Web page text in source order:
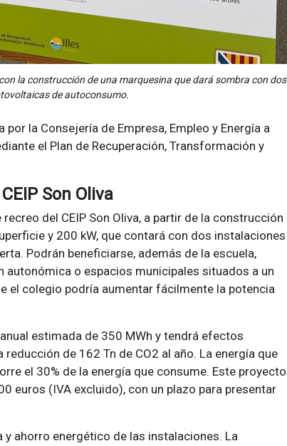
la construcción de una marquesina que dará sombra con dos
de autoconsumo.
la Consejería de Empresa, Empleo y Energía a
el Plan de Recuperación, Transformación y
Son Oliva
del CEIP Son Oliva, a partir de la construcción
y 200 kW, que contará con dos instalaciones
Podrán beneficiarse, además de la escuela,
o espacios municipales situados a un
el colegio podría aumentar fácilmente la potencia
estimada de 350 MWh y tendrá efectos
de 162 Tn de CO2 al año. La energía que
el 30% de la energía que consume. Este proyecto
euros (IVA excluido), con un plazo para presentar
ahorro energético de las instalaciones. La